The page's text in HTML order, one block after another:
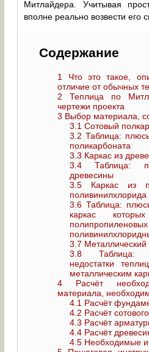
Митлайдера. Учитывая
вполне реально возвести его
Содержание
1
Что это такое,
отличие от обычных
2 Теплица по
чертежи проекта
3 Выбор материала,
3.1 Сотовый
3.2 Таблица:
поликарбоната
3.3 Каркас из
3.4 Таблица:
древесины
3.5 Каркас из
поливинилхлорида
3.6 Таблица:
каркас
3.7 Металлический
3.8 Таблица:
недостатки
металлическим
4 Расчёт
материала,
4.1 Расчёт
4.2 Расчёт
4.3 Расчёт
4.4 Расчёт
4.5 Необходимые